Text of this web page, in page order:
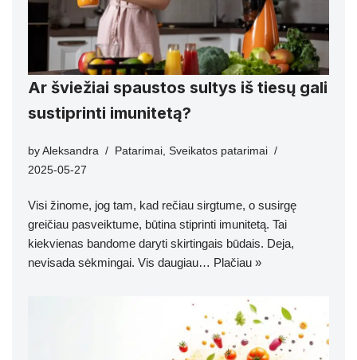
Ar šviežiai spaustos sultys iš tiesų gali
sustiprinti imunitetą?
by Aleksandra Patarimai, Sveikatos patarimai
2025-05-27
Visi žinome, jog tam, kad rečiau sirgtume, o susirgę
greičiau pasveiktume, būtina stiprinti imunitetą. Tai
kiekvienas bandome daryti skirtingais būdais. Deja,
nevisada sėkmingai. Vis daugiau… Plačiau »